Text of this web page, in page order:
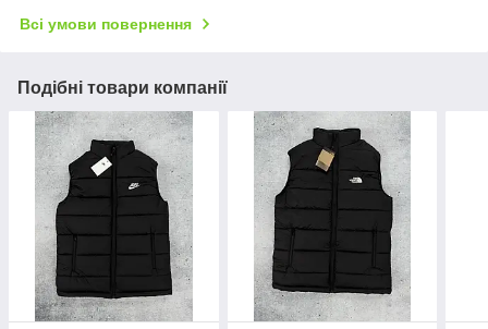
Всі умови повернення
Подібні товари компанії